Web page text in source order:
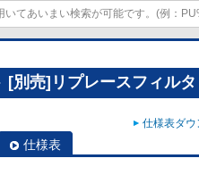
[別売]リプレースフィル
仕様表ダ
仕様表